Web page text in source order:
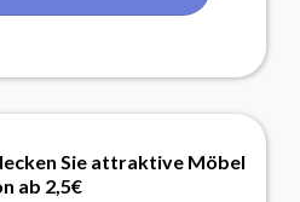
Sie attraktive Möbel
ab 2,5€